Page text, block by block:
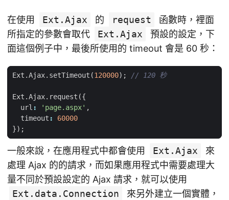
在使用 Ext.Ajax 的 request
函數時，裡面
所指定的參數會取代
Ext.Ajax
預設的設定，下
面這個例子中，最後所使用的 timeout 會是 60 秒：
Ext .Ajax. setTimeout (120000);
Ext .Ajax. request ({
url : 'page.aspx' ,
timeout :
60000
});
一般來說，在應用程式中都會使用 Ext.Ajax
來
處理 Ajax 的的請求，而如果應用程式中需要處理大
量不同於預設設定的 Ajax 請求，就可以使用
Ext.data.Connection
來另外建立一個實體，